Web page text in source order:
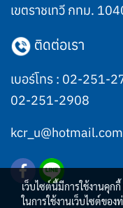
เขตราชเทวี กทม.
ติดต่อเรา
เบอร์โทร : 02-251-
02-251-2908
kcr_u@hotmail.com
เว็บไซต์นี้มีการใช้งานคุ
ในการใช้งานเว็บไซต์ขอ